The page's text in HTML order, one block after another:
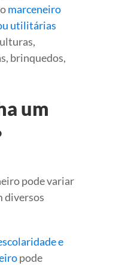
marceneiro
utilitárias
brinquedos,
um
pode variar
diversos
e
pode